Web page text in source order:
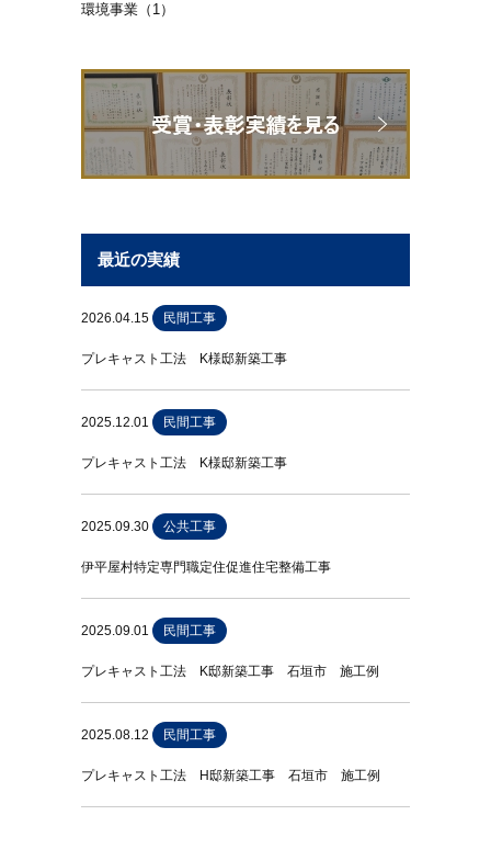
環境事業（1）
最近の実績
2026.04.15 民間工事
プレキャスト工法 K様邸新築工事
2025.12.01 民間工事
プレキャスト工法 K様邸新築工事
2025.09.30 公共工事
伊平屋村特定専門職定住促進住宅整備工事
2025.09.01 民間工事
プレキャスト工法 K邸新築工事 石垣市 施工例
2025.08.12 民間工事
プレキャスト工法 H邸新築工事 石垣市 施工例